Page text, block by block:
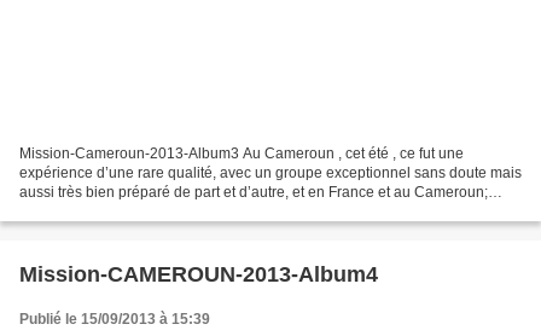
Mission-Cameroun-2013-Album3 Au Cameroun , cet été , ce fut une
expérience d’une rare qualité, avec un groupe exceptionnel sans doute mais
aussi très bien préparé de part et d’autre, et en France et au Cameroun;
Mission-CAMEROUN-2013-Album4
Publié le 15/09/2013 à 15:39